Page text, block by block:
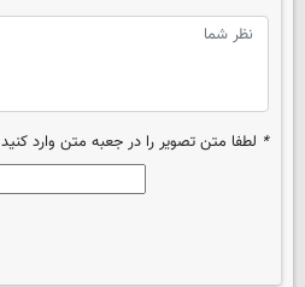
* لطفا متن تصویر را در جعبه متن وارد کنید